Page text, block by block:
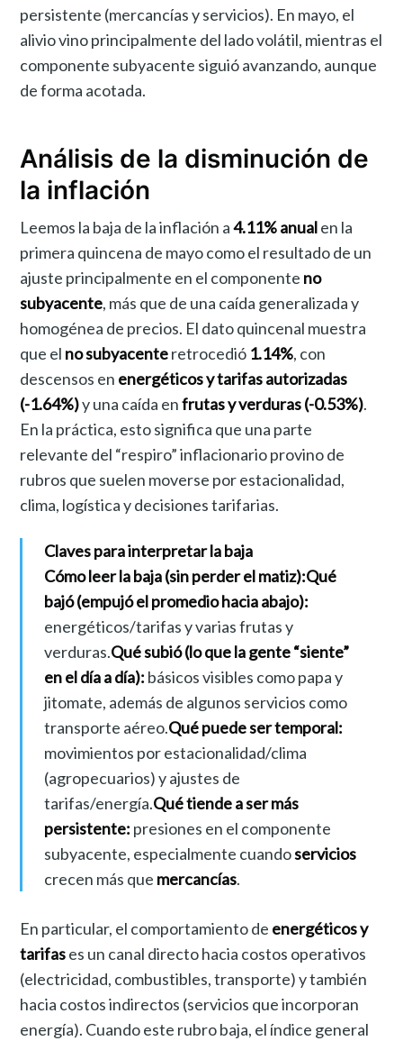
persistente (mercancías y servicios). En mayo, el
alivio vino principalmente del lado volátil, mientras el
componente subyacente siguió avanzando, aunque
de forma acotada.
Análisis de la disminución de
la inflación
Leemos la baja de la inflación a4.11% anualen la
primera quincena de mayo como el resultado de un
ajuste principalmente en el componente no
subyacente, más que de una caída generalizada y
homogénea de precios. El dato quincenal muestra
que el no subyacenteretrocedió 1.14%, con
descensos en energéticos y tarifas autorizadas
(-1.64%)y una caída enfrutas y verduras (-0.53%).
En la práctica, esto significa que una parte
relevante del “respiro” inflacionario provino de
rubros que suelen moverse por estacionalidad,
clima, logística y decisiones tarifarias.
Claves para interpretar la baja
Cómo leer la baja (sin perder el matiz):Qué
bajó (empujó el promedio hacia abajo):
energéticos/tarifas y varias frutas y
verduras.Qué subió (lo que la gente “siente”
en el día a día): básicos visibles como papa y
jitomate, además de algunos servicios como
transporte aéreo.Qué puede ser temporal:
movimientos por estacionalidad/clima
(agropecuarios) y ajustes de
tarifas/energía.Qué tiende a ser más
persistente: presiones en el componente
subyacente, especialmente cuandoservicios
crecen más que mercancías.
En particular, el comportamiento de energéticos y
tarifases un canal directo hacia costos operativos
(electricidad, combustibles, transporte) y también
hacia costos indirectos (servicios que incorporan
energía). Cuando este rubro baja, el índice general